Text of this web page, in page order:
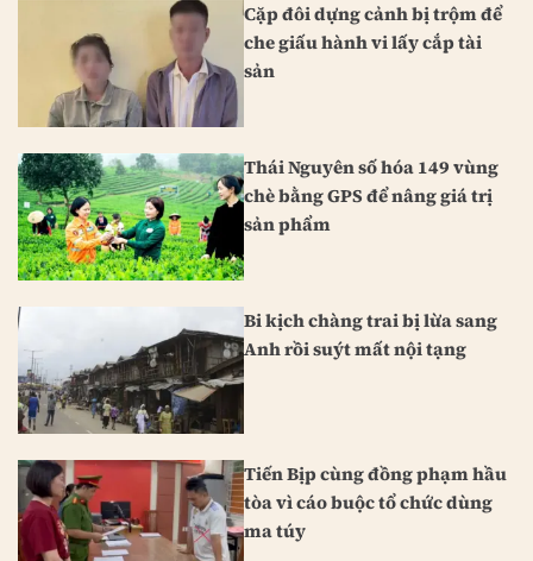
Cặp đôi dựng cảnh bị trộm để
che giấu hành vi lấy cắp tài
sản
Thái Nguyên số hóa 149 vùng
chè bằng GPS để nâng giá trị
sản phẩm
Bi kịch chàng trai bị lừa sang
Anh rồi suýt mất nội tạng
Tiến Bịp cùng đồng phạm hầu
tòa vì cáo buộc tổ chức dùng
ma túy